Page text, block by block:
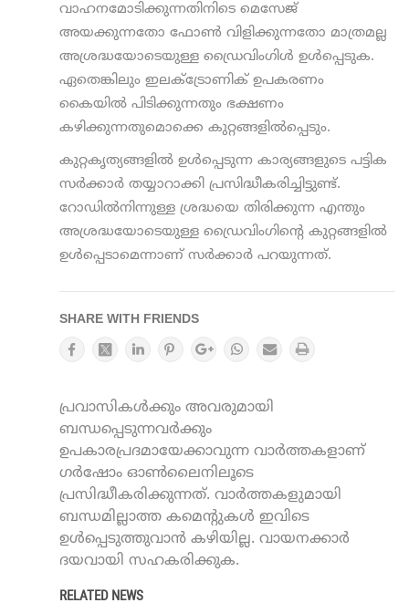
വാഹനമോടിക്കുന്നതിനിടെ മെസേജ്
അയക്കുന്നതോ ഫോണ്‍ വിളിക്കുന്നതോ മാത്രമല്ല
അശ്രദ്ധയോടെയുള്ള ഡ്രൈവിംഗിള്‍ ഉള്‍പ്പെടുക.
ഏതെങ്കിലും ഇലക്ട്രോണിക് ഉപകരണം
കൈയില്‍ പിടിക്കുന്നതും ഭക്ഷണം
കഴിക്കുന്നതുമൊക്കെ കുറ്റങ്ങളില്‍പ്പെടും.
കുറ്റകൃത്യങ്ങളില്‍ ഉള്‍പ്പെടുന്ന കാര്യങ്ങളുടെ പട്ടിക
സര്‍ക്കാര്‍ തയ്യാറാക്കി പ്രസിദ്ധീകരിച്ചിട്ടുണ്ട്.
റോഡില്‍നിന്നുള്ള ശ്രദ്ധയെ തിരിക്കുന്ന എന്തും
അശ്രദ്ധയോടെയുള്ള ഡ്രൈവിംഗിന്റെ കുറ്റങ്ങളില്‍
ഉള്‍പ്പെടാമെന്നാണ് സര്‍ക്കാര്‍ പറയുന്നത്.
SHARE WITH FRIENDS
പ്രവാസികൾക്കും അവരുമായി
ബന്ധപ്പെടുന്നവർക്കും
ഉപകാരപ്രദമായേക്കാവുന്ന വാർത്തകളാണ്
ഗർഷോം ഓൺലൈനിലൂടെ
പ്രസിദ്ധീകരിക്കുന്നത്. വാർത്തകളുമായി
ബന്ധമില്ലാത്ത കമെന്റുകൾ ഇവിടെ
ഉൾപ്പെടുത്തുവാൻ കഴിയില്ല. വായനക്കാർ
ദയവായി സഹകരിക്കുക.
RELATED NEWS